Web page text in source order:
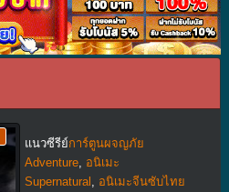
แนวซีรีย์การ์ตูนผจญภัย
Adventure, อนิเมะ
Supernatural
อนิเมะจีนซับไทย